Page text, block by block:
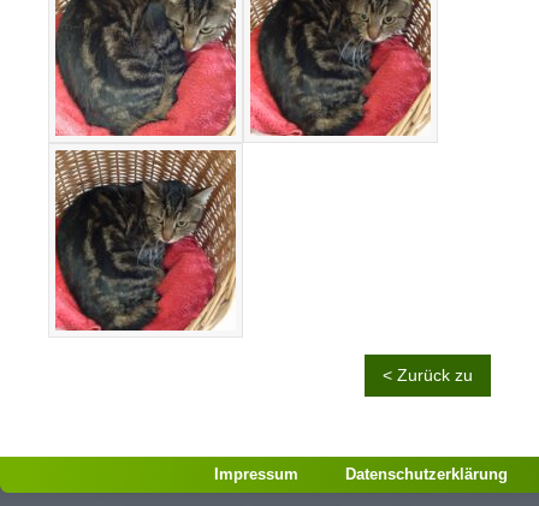
< Zurück zu
Impressum Datenschutzerklärung